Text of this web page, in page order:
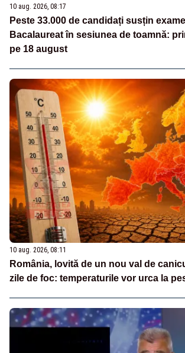
10 aug. 2026, 08:17
Peste 33.000 de candidați susțin
Bacalaureat în sesiunea de toamnă:
pe 18 august
10 aug. 2026, 08:11
România, lovită de un nou val de
zile de foc: temperaturile vor urca la